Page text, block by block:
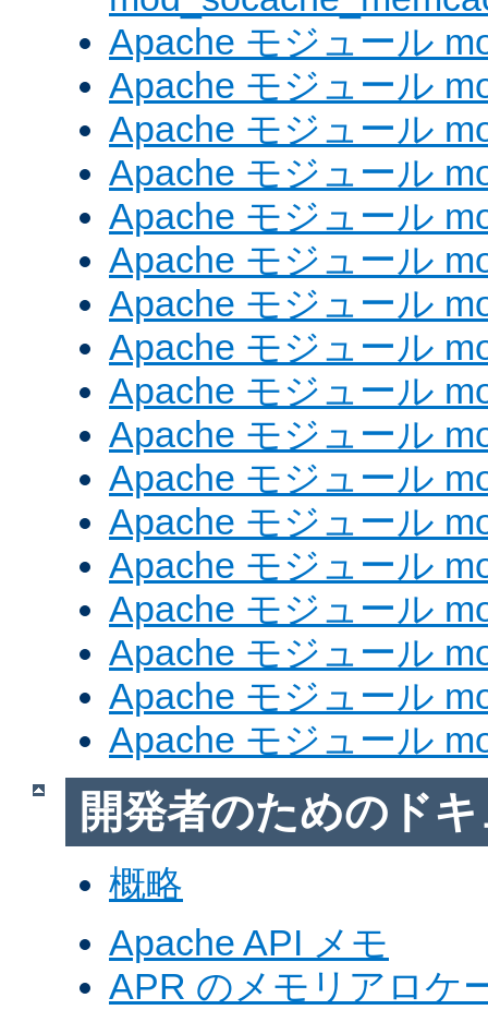
Apache モジュール
Apache モジュール
Apache モジュール
Apache モジュール
Apache モジュール
Apache モジュール
Apache モジュール
Apache モジュール
Apache モジュール
Apache モジュール
Apache モジュール
Apache モジュール
Apache モジュール
Apache モジュール
Apache モジュール
Apache モジュール
Apache モジュール
開発者のためのド
概略
Apache API メモ
APR のメモリアロケ